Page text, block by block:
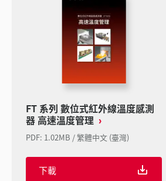
FT 系列 數位式紅外線溫度感測
器 高速溫度管理
PDF: 1.02MB / 繁體中文 (臺灣)
下載